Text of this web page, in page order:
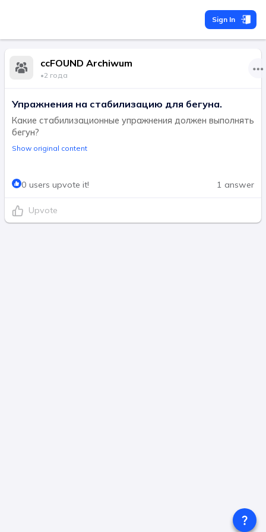
Sign In
ccFOUND Archiwum
•2 года
Упражнения на стабилизацию для бегуна.
Какие стабилизационные упражнения должен выполнять
бегун?
Show original content
0 users upvote it! 1 answer
Upvote